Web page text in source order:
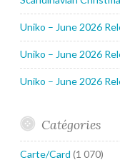
Uniko – June 2026
Uniko – June 2026
Uniko – June 2026
Catégories
Carte/Card (1 070)